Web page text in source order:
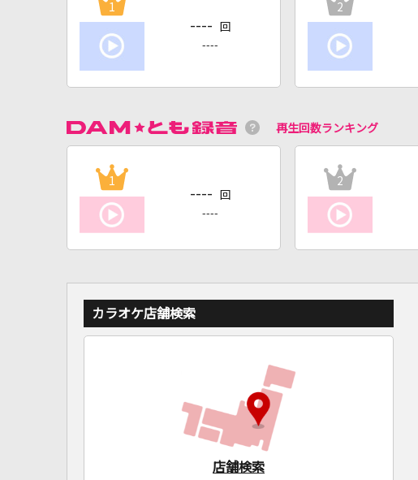
1
---- 回
----
2
再生回数ランキング
1
---- 回
----
2
カラオケ店舗検索
店舗検索